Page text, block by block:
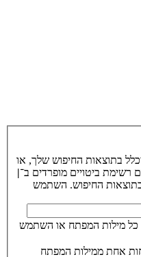
בתוצאות החיפוש שלך, או
רשימת ביטויים מופרדים ב־|
בתוצאות החיפוש. השתמש
כל מילות המפתח או השתמש
אחת ממילות המפתח